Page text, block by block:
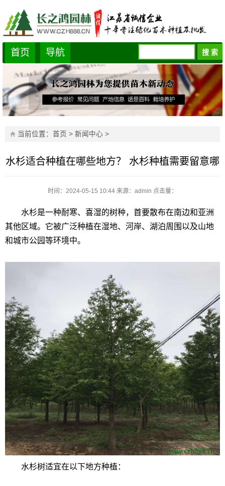
首页 导航
当前位置： 首页 > 新闻中心 >
水杉适合种植在哪些地方？ 水杉种植需要留意哪
时间：2024-05-15 10:44 来源：admin 点击量：
水杉是一种耐寒、喜湿的树种，首要散布在南边和亚洲
其他区域。它被广泛种植在湿地、河岸、湖泊周围以及山地
和城市公园等环境中。
水杉树适宜在以下地方种植：